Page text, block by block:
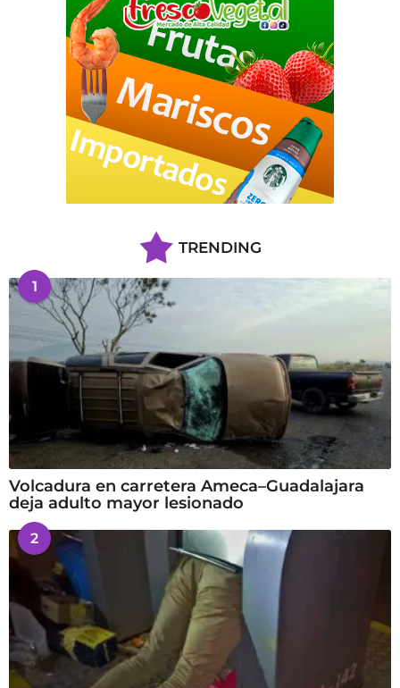
TRENDING
1
Volcadura en carretera Ameca–Guadalajara
deja adulto mayor lesionado
2